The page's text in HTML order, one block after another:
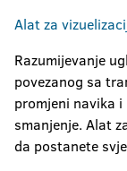
Alat za
Razumijevanje
povezanog sa
promjeni navika
smanjenje. Alat
da postanete